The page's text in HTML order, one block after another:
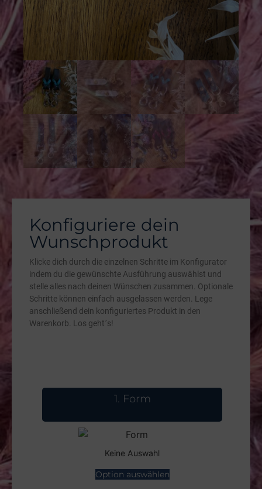
Konfiguriere dein
Wunschprodukt
Klicke dich durch die einzelnen Schritte im Konfigurator
indem du die gewünschte Ausführung auswählst und
stelle alles nach deinen Wünschen zusammen. Optionale
Schritte können einfach ausgelassen werden. Lege
anschließend dein konfiguriertes Produkt in den
Warenkorb. Los geht´s!
1 Form
Keine Auswahl
Option auswählen